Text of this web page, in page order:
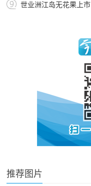
世业洲江岛无花果上市
推荐图片